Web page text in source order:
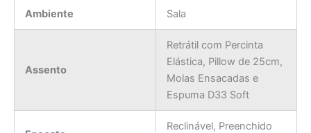
Ambiente Sala
Assento
Retrátil com Percinta
Elástica, Pillow de 25cm,
Molas Ensacadas e
Espuma D33 Soft
Reclinável, Preenchido